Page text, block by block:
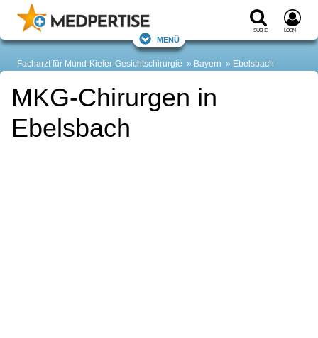
Suche Login
Menü
Facharzt für Mund-Kiefer-Gesichtschirurgie Bayern Ebelsbach
MKG-Chirurgen in
Ebelsbach